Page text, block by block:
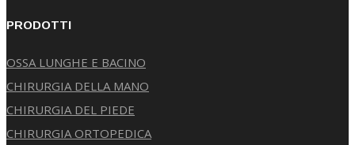
PRODOTTI
OSSA LUNGHE E BACINO
CHIRURGIA DELLA MANO
CHIRURGIA DEL PIEDE
CHIRURGIA ORTOPEDICA